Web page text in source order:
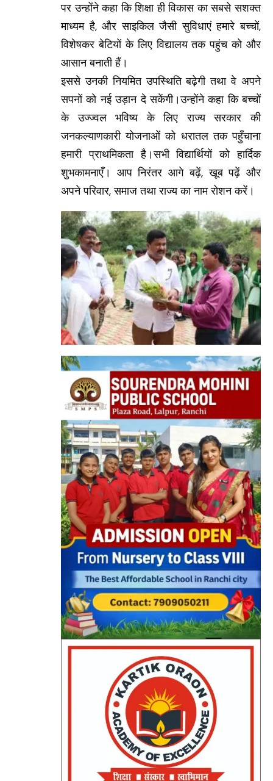
पर उन्होंने कहा कि शिक्षा ही विकास का सबसे सशक्त
माध्यम है, और साइकिल जैसी सुविधाएं हमारे बच्चों,
विशेषकर बेटियों के लिए विद्यालय तक पहुंच को और
आसान बनाती हैं।
इससे उनकी नियमित उपस्थिति बढ़ेगी तथा वे अपने
सपनों को नई उड़ान दे सकेंगी।उन्होंने कहा कि बच्चों
के उज्ज्वल भविष्य के लिए राज्य सरकार की
जनकल्याणकारी योजनाओं को धरातल तक पहुँचाना
हमारी प्राथमिकता है।सभी विद्यार्थियों को हार्दिक
शुभकामनाएँ। आप निरंतर आगे बढ़ें, खूब पढ़ें और
अपने परिवार, समाज तथा राज्य का नाम रोशन करें।